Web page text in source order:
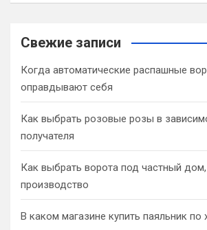
a
c
Свежие записи
Когда автоматические распашные
оправдывают себя
Как выбрать розовые розы в
получателя
Как выбрать ворота под частный
производство
В каком магазине купить паяльник по